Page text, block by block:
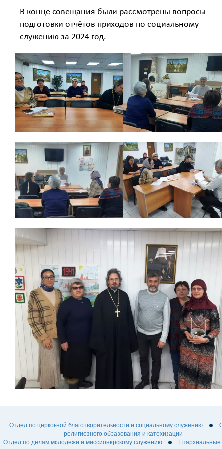
В конце совещания были рассмотрены вопросы
подготовки отчётов приходов по социальному
служению за 2024 год.
Отдел по церковной благотворительности и социальному служению
религиозного образования и катехизации
Отдел по делам молодежи и миссионерскому служению